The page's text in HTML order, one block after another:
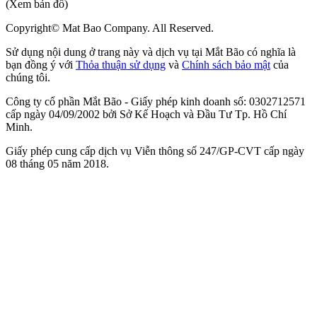
(Xem bản đồ)
Copyright© Mat Bao Company. All Reserved.
Sử dụng nội dung ở trang này và dịch vụ tại Mắt Bão có nghĩa là
bạn đồng ý với Thỏa thuận sử dụng và Chính sách bảo mật của
chúng tôi.
Công ty cổ phần Mắt Bão - Giấy phép kinh doanh số: 0302712571
cấp ngày 04/09/2002 bởi Sở Kế Hoạch và Đầu Tư Tp. Hồ Chí
Minh.
Giấy phép cung cấp dịch vụ Viễn thông số 247/GP-CVT cấp ngày
08 tháng 05 năm 2018.